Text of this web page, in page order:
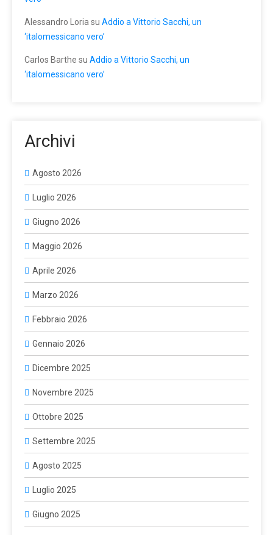
Alessandro Loria su Addio a Vittorio Sacchi, un
‘italomessicano vero’
Carlos Barthe su Addio a Vittorio Sacchi, un
‘italomessicano vero’
Archivi
Agosto 2026
Luglio 2026
Giugno 2026
Maggio 2026
Aprile 2026
Marzo 2026
Febbraio 2026
Gennaio 2026
Dicembre 2025
Novembre 2025
Ottobre 2025
Settembre 2025
Agosto 2025
Luglio 2025
Giugno 2025